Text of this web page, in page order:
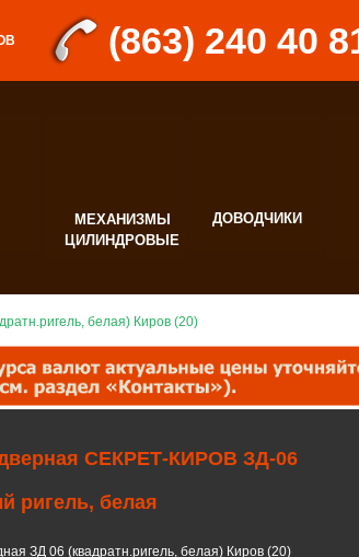
МЕХАНИЗМЫ
ЦИЛИНДРОВЫЕ
ДОВОДЧИКИ
(863) 240 40
белая) Киров (20)
СЕКРЕТ-КИРОВ ЗД-06
ригель, белая
ЗД 06 (квадратн.ригель, белая) Киров (20)